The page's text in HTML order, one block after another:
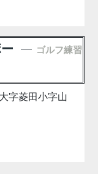
ゴルフ練習
字菱田小字山